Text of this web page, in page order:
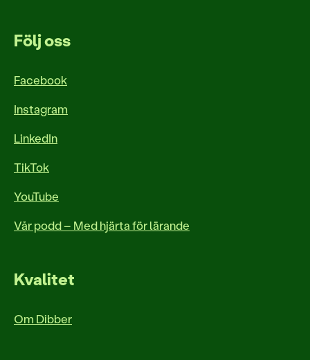
Följ oss
Facebook
Instagram
LinkedIn
TikTok
YouTube
Vår podd – Med hjärta för lärande
Kvalitet
Om Dibber